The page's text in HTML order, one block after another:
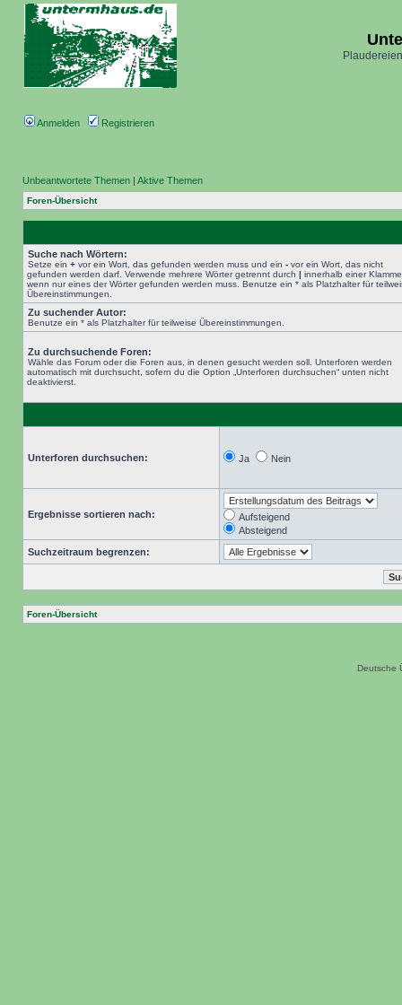
Anmelden Registrieren
Unbeantwortete Themen | Aktive Themen
Foren-Übersicht
Suche nach Wörtern:
Setze ein + vor ein Wort, das gefunden werden muss und ein - vor ein Wort, das nicht
gefunden werden darf. Verwende mehrere Wörter getrennt durch | innerhalb einer
wenn nur eines der Wörter gefunden werden muss. Benutze ein * als Platzhalter für
Übereinstimmungen.
Zu suchender Autor:
Benutze ein * als Platzhalter für teilweise Übereinstimmungen.
Zu durchsuchende Foren:
Wähle das Forum oder die Foren aus, in denen gesucht werden soll. Unterforen werden
automatisch mit durchsucht, sofern du die Option „Unterforen durchsuchen“ unten nicht
deaktivierst.
Unterforen durchsuchen: Ja Nein
Ergebnisse sortieren nach:
Aufsteigend
Absteigend
Suchzeitraum begrenzen:
Foren-Übersicht
Deutsche